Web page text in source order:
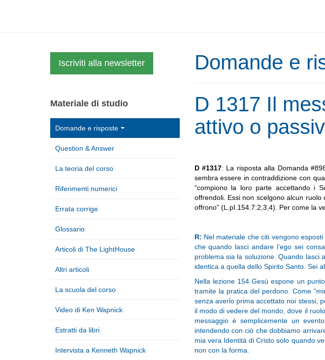
Domande e
D 1317 Il
attivo o
D #1317: La risposta alla Domanda
sembra essere in contraddizione con
“compiono la loro parte accettando i
offrendoli. Essi non scelgono alcun
offrono” (L.pI.154.7:2,3,4). Per come la
R: Nel materiale che citi vengono
che quando lasci andare l’ego sei
problema sia la soluzione. Quando lasci
identica a quella dello Spirito Santo. Sei
Nella lezione 154 Gesù espone un
tramite la pratica del perdono. Come
senza averlo prima accettato noi stessi,
il modo di vedere del mondo, dove il
messaggio è semplicemente un
intendendo con ciò che dobbiamo
mia vera Identità di Cristo solo quando
non con la forma.
Iscriviti alla newsletter
Materiale di studio
Domande e risposte
Question & Answer
La teoria del corso
Riferimenti numerici
Errata corrige
Glossario
Articoli di The LightHouse
Altri articoli
La scuola del corso
Video di Ken Wapnick
Estratti da libri
Intervista a Kenneth Wapnick